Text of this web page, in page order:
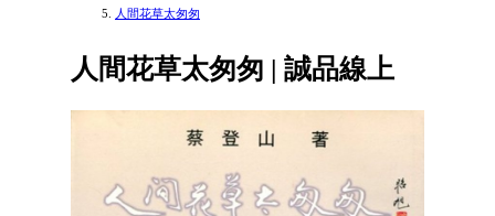
人間花草太匆匆
人間花草太匆匆 | 誠品線上